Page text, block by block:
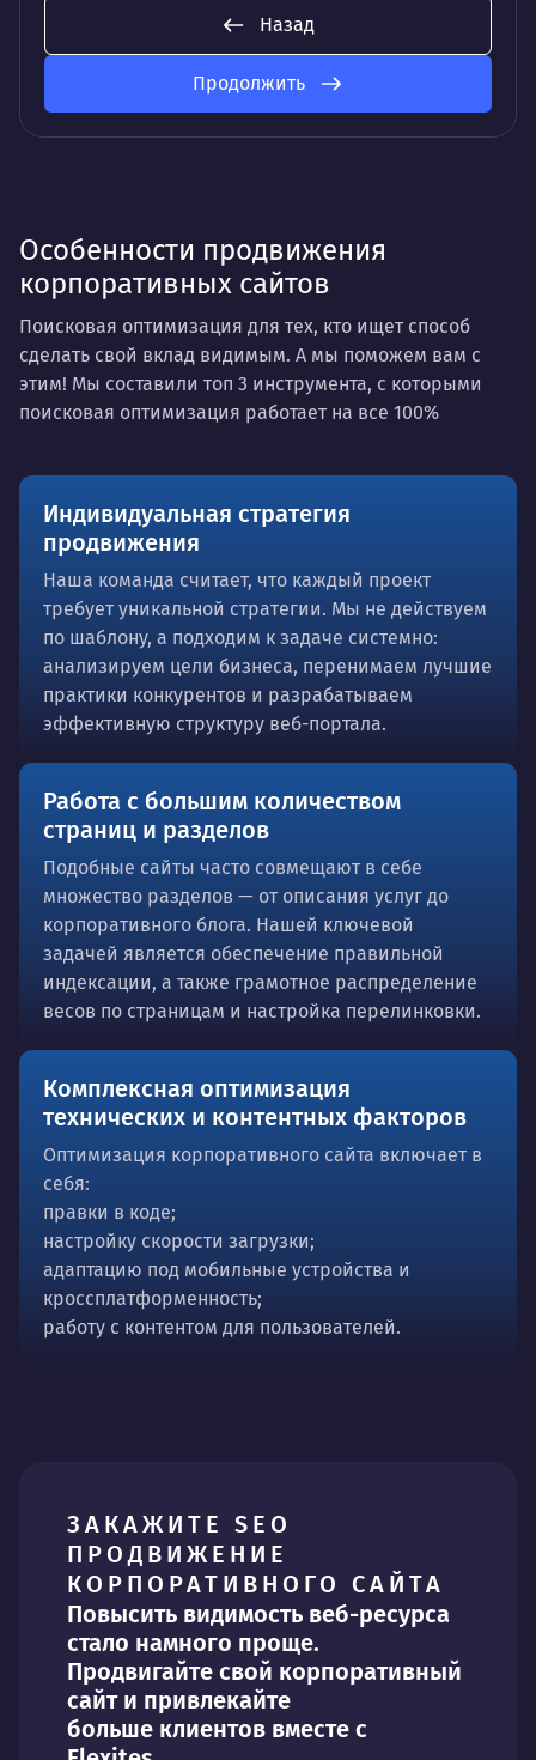
Назад
Продолжить
Особенности продвижения
корпоративных сайтов
Поисковая оптимизация для тех, кто ищет способ
сделать свой вклад видимым. А мы поможем вам с
этим! Мы составили топ 3 инструмента, с которыми
поисковая оптимизация работает на все 100%
Индивидуальная стратегия
продвижения
Наша команда считает, что каждый проект
требует уникальной стратегии. Мы не действуем
по шаблону, а подходим к задаче системно:
анализируем цели бизнеса, перенимаем лучшие
практики конкурентов и разрабатываем
эффективную структуру веб-портала.
Работа с большим количеством
страниц и разделов
Подобные сайты часто совмещают в себе
множество разделов — от описания услуг до
корпоративного блога. Нашей ключевой
задачей является обеспечение правильной
индексации, а также грамотное распределение
весов по страницам и настройка перелинковки.
Комплексная оптимизация
технических и контентных факторов
Оптимизация корпоративного сайта включает в
себя:
правки в коде;
настройку скорости загрузки;
адаптацию под мобильные устройства и
кроссплатформенность;
работу с контентом для пользователей.
ЗАКАЖИТЕ SEO
ПРОДВИЖЕНИЕ
КОРПОРАТИВНОГО САЙТА
Повысить видимость веб-ресурса
стало намного проще.
Продвигайте свой корпоративный
сайт и привлекайте
больше клиентов вместе с